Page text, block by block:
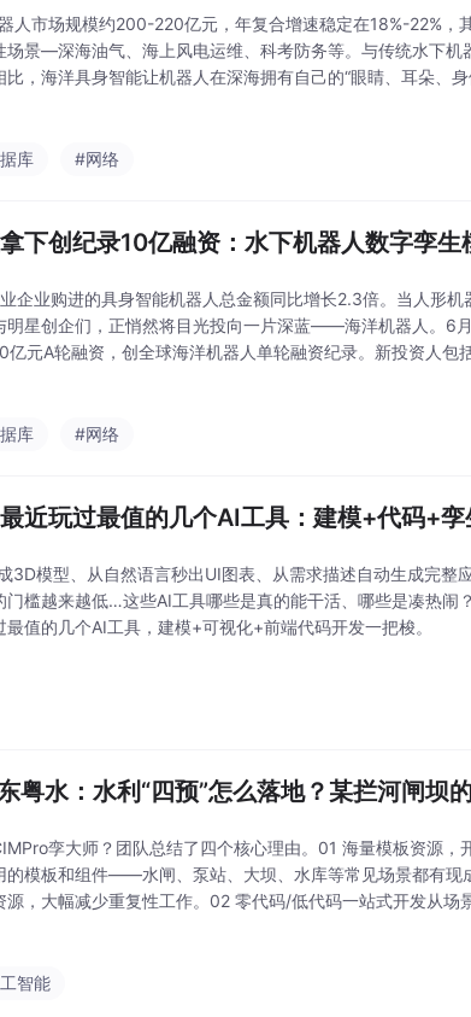
人市场规模约200-220亿元，年复合增速稳定在18%-22%，
场景—深海油气、海上风电运维、科考防务等。与传统水下机
比，海洋具身智能让机器人在深海拥有自己的“眼睛、耳朵、
库 #网络
下创纪录10亿融资：水下机器人数字孪生
企业购进的具身智能机器人总金额同比增长2.3倍。当人形机
明星创企们，正悄然将目光投向一片深蓝——海洋机器人。6
亿元A轮融资，创全球海洋机器人单轮融资纪录。新投资人包
库 #网络
近玩过最值的几个AI工具：建模+代码+
3D模型、从自然语言秒出UI图表、从需求描述自动生成完
门槛越来越低…这些AI工具哪些是真的能干活、哪些是凑热闹
最值的几个AI工具，建模+可视化+前端代码开发一把梭。
粤水：水利“四预”怎么落地？某拦河闸坝
孪大师？团队总结了四个核心理由。01 海量模板资源，
的模板和组件——水闸、泵站、大坝、水库等常见场景都有现
源，大幅减少重复性工作。02 零代码/低代码一站式开发从场
智能